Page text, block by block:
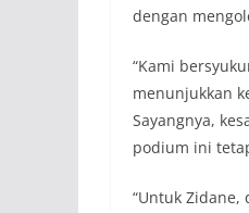
dengan
“Kami
menunjukkan
Sayangnya,
podium ini
“Untuk